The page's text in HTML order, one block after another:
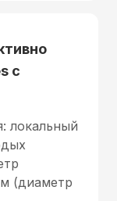
с
локальный
(диаметр